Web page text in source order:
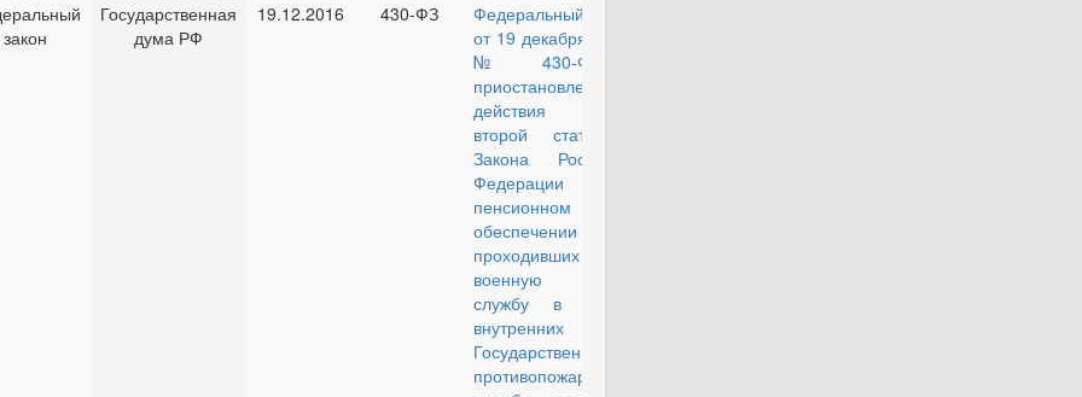
закон
Государственная
дума РФ
19.12.2016 430-ФЗ
Федеральный закон
от 19 декабря 2016 г.
№ 430-ФЗ "О
приостановлении
действия части
второй статьи 43
Закона Российской
Федерации "О
пенсионном
обеспечении лиц,
проходивших
военную службу,
службу в органах
внутренних дел,
Государственной
противопожарной